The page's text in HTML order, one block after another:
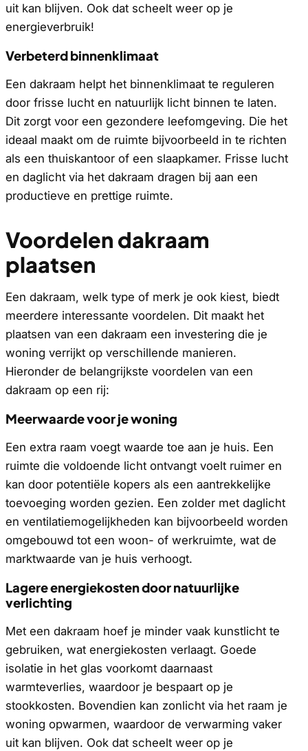
uit kan blijven. Ook dat scheelt weer op je
energieverbruik!
Verbeterd binnenklimaat
Een dakraam helpt het binnenklimaat te reguleren
door frisse lucht en natuurlijk licht binnen te laten.
Dit zorgt voor een gezondere leefomgeving. Die het
ideaal maakt om de ruimte bijvoorbeeld in te richten
als een thuiskantoor of een slaapkamer. Frisse lucht
en daglicht via het dakraam dragen bij aan een
productieve en prettige ruimte.
Voordelen dakraam
plaatsen
Een dakraam, welk type of merk je ook kiest, biedt
meerdere interessante voordelen. Dit maakt het
plaatsen van een dakraam een investering die je
woning verrijkt op verschillende manieren.
Hieronder de belangrijkste voordelen van een
dakraam op een rij:
Meerwaarde voor je woning
Een extra raam voegt waarde toe aan je huis. Een
ruimte die voldoende licht ontvangt voelt ruimer en
kan door potentiële kopers als een aantrekkelijke
toevoeging worden gezien. Een zolder met daglicht
en ventilatiemogelijkheden kan bijvoorbeeld worden
omgebouwd tot een woon- of werkruimte, wat de
marktwaarde van je huis verhoogt.
Lagere energiekosten door natuurlijke
verlichting
Met een dakraam hoef je minder vaak kunstlicht te
gebruiken, wat energiekosten verlaagt. Goede
isolatie in het glas voorkomt daarnaast
warmteverlies, waardoor je bespaart op je
stookkosten. Bovendien kan zonlicht via het raam je
woning opwarmen, waardoor de verwarming vaker
uit kan blijven. Ook dat scheelt weer op je